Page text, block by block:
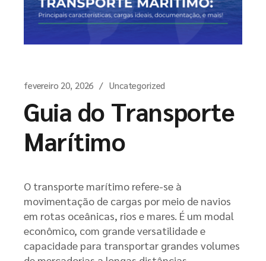
fevereiro 20, 2026 Uncategorized
Guia do Transporte
Marítimo
O transporte marítimo refere-se à
movimentação de cargas por meio de navios
em rotas oceânicas, rios e mares. É um modal
econômico, com grande versatilidade e
capacidade para transportar grandes volumes